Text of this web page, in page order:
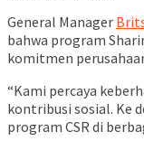
General Manager
bahwa program
komitmen
“Kami percaya
kontribusi sosial. Ke
program CSR di